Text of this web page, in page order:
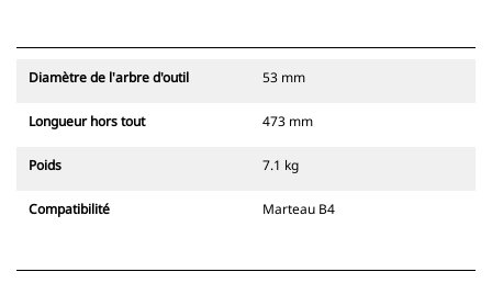
Diamètre de l'arbre d'outil 53 mm
Longueur hors tout 473 mm
Poids 7.1 kg
Compatibilité Marteau B4